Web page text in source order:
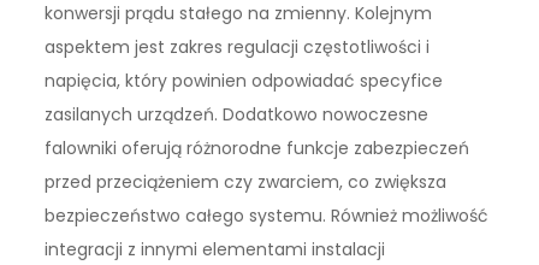
konwersji prądu stałego na zmienny. Kolejnym
aspektem jest zakres regulacji częstotliwości i
napięcia, który powinien odpowiadać specyfice
zasilanych urządzeń. Dodatkowo nowoczesne
falowniki oferują różnorodne funkcje zabezpieczeń
przed przeciążeniem czy zwarciem, co zwiększa
bezpieczeństwo całego systemu. Również możliwość
integracji z innymi elementami instalacji